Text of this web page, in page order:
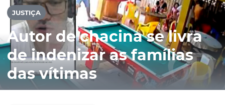
JUSTIÇA
Autor de chacina se livra
de indenizar as famílias
das vítimas